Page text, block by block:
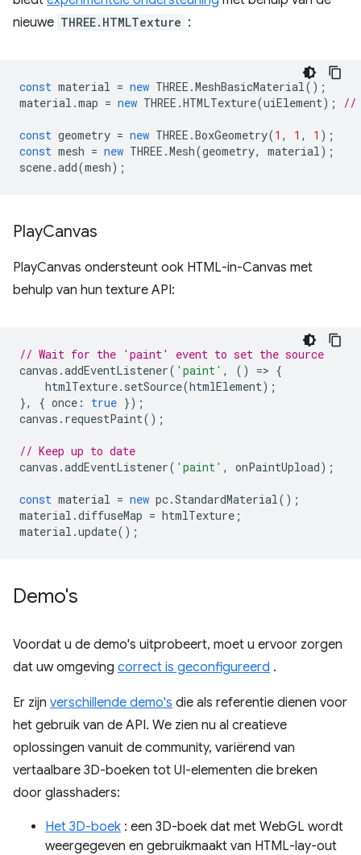
nieuwe THREE.HTMLTexture :
const material = new THREE .MeshBasicMaterial();
material .map = new THREE .HTMLTexture(uiElement); //
const geometry = new THREE .BoxGeometry(1 , 1 , 1 );
const mesh = new THREE .Mesh(geometry, material);
scene.add(mesh);
PlayCanvas
PlayCanvas ondersteunt ook HTML-in-Canvas met
behulp van hun texture API:
// Wait for the 'paint' event to set the source
canvas .addEventListener( 'paint' , () => {
htmlTexture. setSource(htmlElement);
},
{ once : true });
canvas . requestPaint();
// Keep up to date
canvas .addEventListener( 'paint' , onPaintUpload);
const material = new pc.StandardMaterial();
material .diffuseMap = htmlTexture ;
material .update();
Demo's
Voordat u de demo's uitprobeert, moet u ervoor zorgen
dat uw omgeving correct is geconfigureerd .
Er zijn verschillende demo's die als referentie dienen voor
het gebruik van de API. We zien nu al creatieve
oplossingen vanuit de community, variërend van
vertaalbare 3D-boeken tot UI-elementen die breken
door glasshaders:
Het 3D-boek : een 3D-boek dat met WebGL wordt
weergegeven en gebruikmaakt van HTML-lay-out